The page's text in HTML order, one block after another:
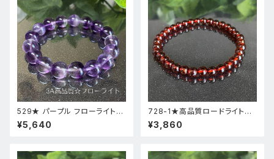
529★ パープル フローライト【
高品質 ・ 高透明度 】天然石 パ
ワーストーン ブレスレット 新品
¥5,640
728-1★高品質ロードライトガ
ーネット★天然石ブレスレットパ
ワーストーン新品
¥3,860